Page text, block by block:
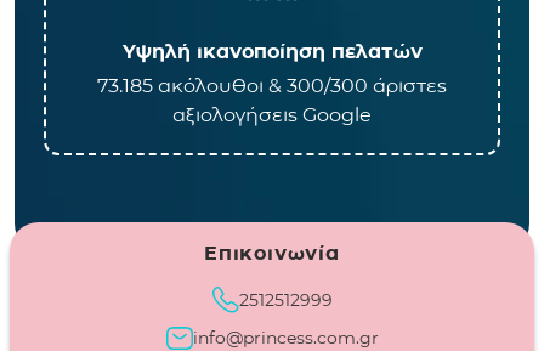
Υψηλή ικανοποίηση πελατών
73.185 ακόλουθοι & 300/300 άριστες
αξιολογήσεις Google
Επικοινωνία
2512512999
info@princess.com.gr